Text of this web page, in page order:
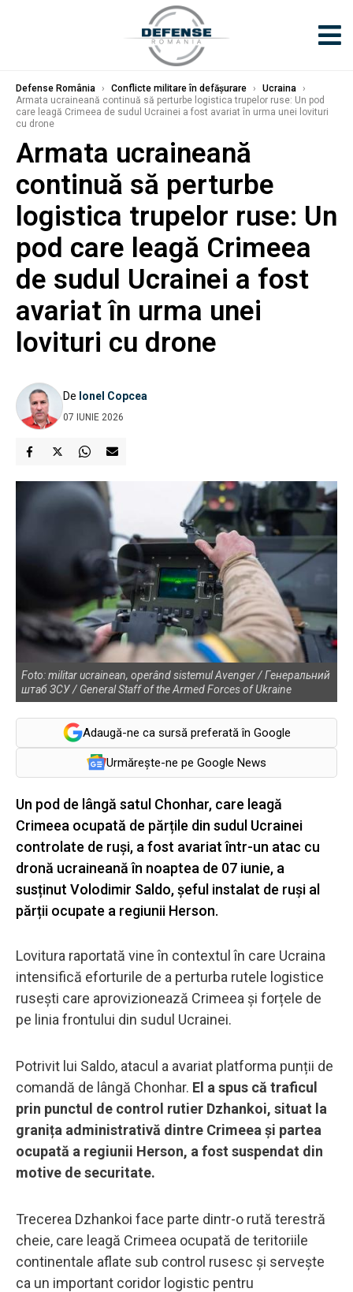
Defense România › Conflicte militare în defășurare › Ucraina ›
Armata ucraineană continuă să perturbe logistica trupelor ruse: Un pod
care leagă Crimeea de sudul Ucrainei a fost avariat în urma unei lovituri
cu drone
Armata ucraineană
continuă să perturbe
logistica trupelor ruse: Un
pod care leagă Crimeea
de sudul Ucrainei a fost
avariat în urma unei
lovituri cu drone
De Ionel Copcea
07 IUNIE 2026
Foto: militar ucrainean, operând sistemul Avenger / Генеральний
штаб ЗСУ / General Staff of the Armed Forces of Ukraine
Adaugă-ne ca sursă preferată în Google
Urmărește-ne pe Google News
Un pod de lângă satul Chonhar, care leagă
Crimeea ocupată de părțile din sudul Ucrainei
controlate de ruși, a fost avariat într-un atac cu
dronă ucraineană în noaptea de 07 iunie, a
susținut Volodimir Saldo, șeful instalat de ruși al
părții ocupate a regiunii Herson.
Lovitura raportată vine în contextul în care Ucraina
intensifică eforturile de a perturba rutele logistice
rusești care aprovizionează Crimeea și forțele de
pe linia frontului din sudul Ucrainei.
Potrivit lui Saldo, atacul a avariat platforma punții de
comandă de lângă Chonhar. El a spus că traficul
prin punctul de control rutier Dzhankoi, situat la
granița administrativă dintre Crimeea și partea
ocupată a regiunii Herson, a fost suspendat din
motive de securitate.
Trecerea Dzhankoi face parte dintr-o rută terestră
cheie, care leagă Crimeea ocupată de teritoriile
continentale aflate sub control rusesc și servește
ca un important coridor logistic pentru